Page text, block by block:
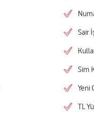
Sair
Sim
Yeni
TL